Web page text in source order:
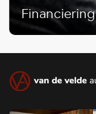
Financiering